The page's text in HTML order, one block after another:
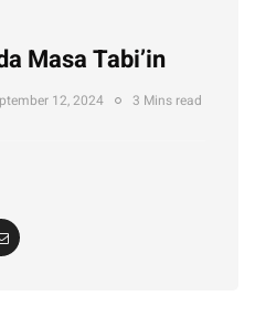
Masa Tabi’in
12, 2024 3 Mins read